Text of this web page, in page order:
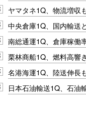
ヤマタネ1Q、物流増収
中央倉庫1Q、国内輸送
南総通運1Q、倉庫稼働
栗林商船1Q、燃料高響
名港海運1Q、陸送伸長
日本石油輸送1Q、石油